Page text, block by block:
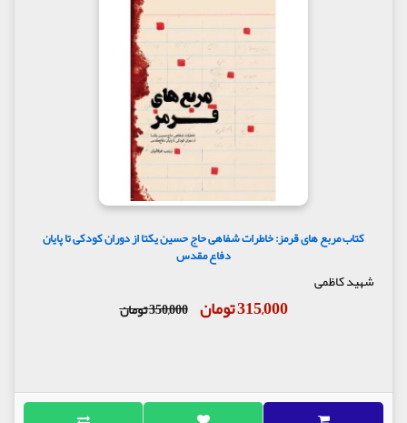
کتاب مربع های قرمز: خاطرات شفاهی حاج حسین یکتا از دوران کودکی تا پایان
دفاع مقدس
شهید کاظمی
315,000 تومان 350,000 تومان